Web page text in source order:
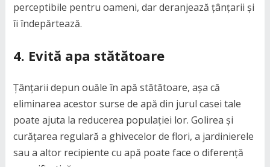
perceptibile pentru oameni, dar deranjează țânțarii și
îi îndepărtează.
4. Evită apa stătătoare
Țânțarii depun ouăle în apă stătătoare, așa că
eliminarea acestor surse de apă din jurul casei tale
poate ajuta la reducerea populației lor. Golirea și
curățarea regulară a ghivecelor de flori, a jardinierele
sau a altor recipiente cu apă poate face o diferență